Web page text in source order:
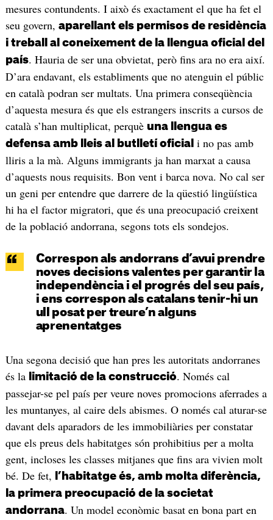
mesures contundents. I això és exactament el que ha fet el
seu govern, aparellant els permisos de residència
i treball al coneixement de la llengua oficial del
país. Hauria de ser una obvietat, però fins ara no era així.
D’ara endavant, els establiments que no atenguin el públic
en català podran ser multats. Una primera conseqüència
d’aquesta mesura és que els estrangers inscrits a cursos de
català s’han multiplicat, perquè una llengua es
defensa amb lleis al butlletí oficial i no pas amb
lliris a la mà. Alguns immigrants ja han marxat a causa
d’aquests nous requisits. Bon vent i barca nova. No cal ser
un geni per entendre que darrere de la qüestió lingüística
hi ha el factor migratori, que és una preocupació creixent
de la població andorrana, segons tots els sondejos.
Correspon als andorrans d’avui prendre
noves decisions valentes per garantir la
independència i el progrés del seu país,
i ens correspon als catalans tenir-hi un
ull posat per treure’n alguns
aprenentatges
Una segona decisió que han pres les autoritats andorranes
és la
limitació de la construcció. Només cal
passejar-se pel país per veure noves promocions aferrades a
les muntanyes, al caire dels abismes. O només cal aturar-se
davant dels aparadors de les immobiliàries per constatar
que els preus dels habitatges són prohibitius per a molta
gent, incloses les classes mitjanes que fins ara vivien molt
bé. De fet,
l’habitatge és, amb molta diferència,
la primera preocupació de la societat
andorrana. Un model econòmic basat en bona part en